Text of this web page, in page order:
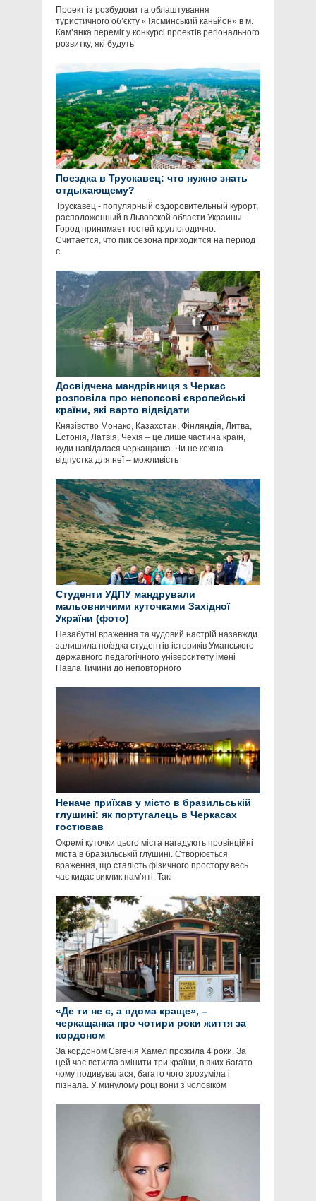
Проект із розбудови та облаштування
туристичного об’єкту «Тясминський каньйон» в м.
Кам’янка переміг у конкурсі проектів регіонального
розвитку, які будуть
Поездка в Трускавец: что нужно знать
отдыхающему?
Трускавец - популярный оздоровительный курорт,
расположенный в Львовской области Украины.
Город принимает гостей круглогодично.
Считается, что пик сезона приходится на период
с
Досвідчена мандрівниця з Черкас
розповіла про непопсові європейські
країни, які варто відвідати
Князівство Монако, Казахстан, Фінляндія, Литва,
Естонія, Латвія, Чехія – це лише частина країн,
куди навідалася черкащанка. Чи не кожна
відпустка для неї – можливість
Студенти УДПУ мандрували
мальовничими куточками Західної
України (фото)
Незабутні враження та чудовий настрій назавжди
залишила поїздка студентів-істориків Уманського
державного педагогічного університету імені
Павла Тичини до неповторного
Неначе приїхав у місто в бразильській
глушині: як португалець в Черкасах
гостював
Окремі куточки цього міста нагадують провінційні
міста в бразильській глушині. Створюється
враження, що сталість фізичного простору весь
час кидає виклик пам’яті. Такі
«Де ти не є, а вдома краще», –
черкащанка про чотири роки життя за
кордоном
За кордоном Євгенія Хамел прожила 4 роки. За
цей час встигла змінити три країни, в яких багато
чому подивувалася, багато чого зрозуміла і
пізнала. У минулому році вони з чоловіком